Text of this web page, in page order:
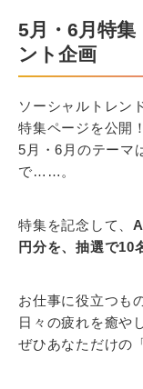
5月・6月特
ント企画
ソーシャルトレン
特集ページを公開！
5月・6月のテーマ
で……。
特集を記念して、
円分を、抽選で10
お仕事に役立つも
日々の疲れを癒や
ぜひあなただけの